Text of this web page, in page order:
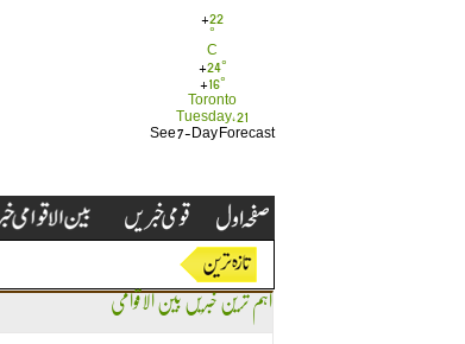
+22
°
C
+24°
+ 16°
Toronto
Tuesday, 21
See 7-Day Forecast
اہم ترین خبریں بین الاقوامی